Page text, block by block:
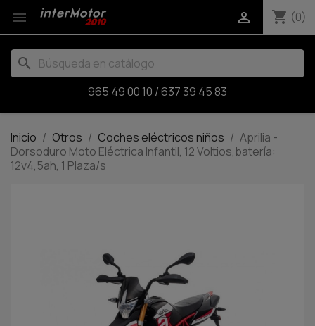
 shopping_cart (0)

search
965 49 00 10 /637 39 45 83
Inicio Otros Coches eléctricos niños
Aprilia -
Dorsoduro Moto Eléctrica Infantil, 12 Voltios,batería:
12v4,5ah, 1 Plaza/s